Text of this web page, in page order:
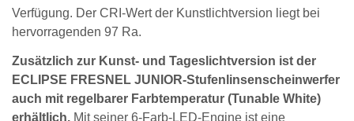
Verfügung. Der CRI-Wert der Kunstlichtversion liegt bei
hervorragenden 97 Ra.
Zusätzlich zur Kunst- und Tageslichtversion ist der
ECLIPSE FRESNEL JUNIOR-Stufenlinsenscheinwerfer
auch mit regelbarer Farbtemperatur (Tunable White)
erhältlich. Mit seiner 6-Farb-LED-Engine ist eine